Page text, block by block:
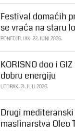
Festival domaćih
se vraća na staru
PONEDJELJAK, 22. JUNI 2026.
KORISNO doo i
dobru energiju
UTORAK, 21. JULI 2026.
Drugi
maslinarstva Oleo